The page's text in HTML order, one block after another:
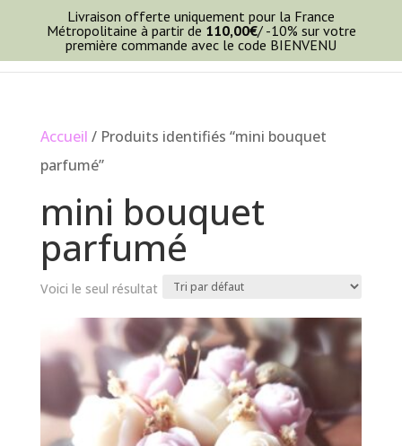
Accueil / Produits identifiés “mini bouquet
parfumé”
mini bouquet
parfumé
Voici le seul résultat
Livraison offerte uniquement pour la France
Métropolitaine à partir de 110,00€/ -10% sur votre
première commande avec le code BIENVENU